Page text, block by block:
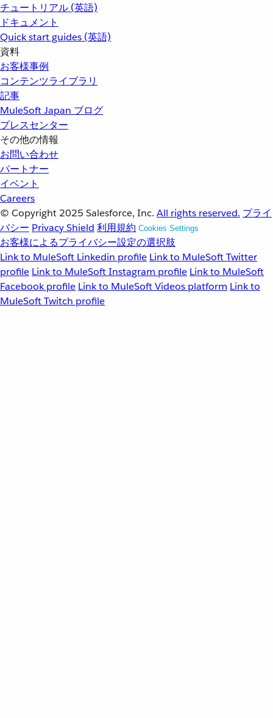
チュートリアル (英語)
ドキュメント
Quick start guides (英語)
資料
お客様事例
コンテンツライブラリ
記事
MuleSoft Japan ブログ
プレスセンター
その他の情報
お問い合わせ
パートナー
イベント
Careers
© Copyright 2025 Salesforce, Inc. All rights reserved. プライ
バシー Privacy Shield 利用規約 Cookies Settings
お客様によるプライバシー設定の選択肢
Link to MuleSoft Linkedin profile Link to MuleSoft Twitter
profile Link to MuleSoft Instagram profile Link to MuleSoft
Facebook profile Link to MuleSoft Videos platform Link to
MuleSoft Twitch profile